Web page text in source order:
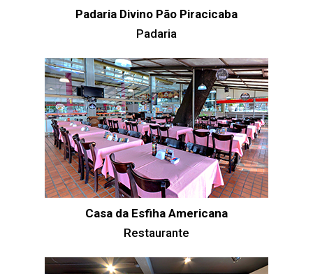
Padaria Divino Pão Piracicaba
Padaria
Casa da Esfiha Americana
Restaurante